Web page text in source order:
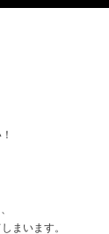
まいます。